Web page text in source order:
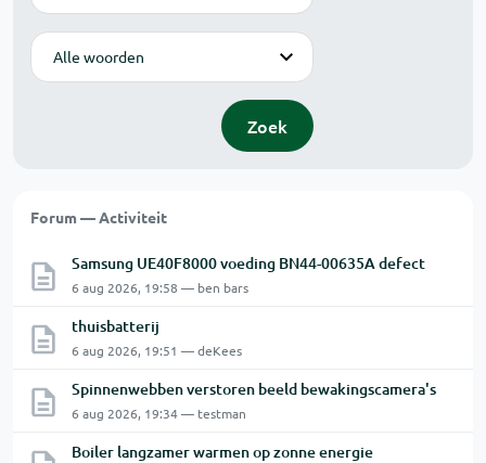
Modus
Zoek
Forum — Activiteit
Samsung UE40F8000 voeding BN44-00635A defect
6 aug 2026, 19:58 — ben bars
thuisbatterij
6 aug 2026, 19:51 — deKees
Spinnenwebben verstoren beeld bewakingscamera's
6 aug 2026, 19:34 — testman
Boiler langzamer warmen op zonne energie